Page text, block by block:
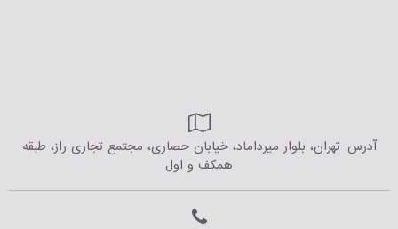
آدرس: تهران، بلوار میرداماد، خیابان حصاری، مجتمع تجاری راز، طبقه
همکف و اول